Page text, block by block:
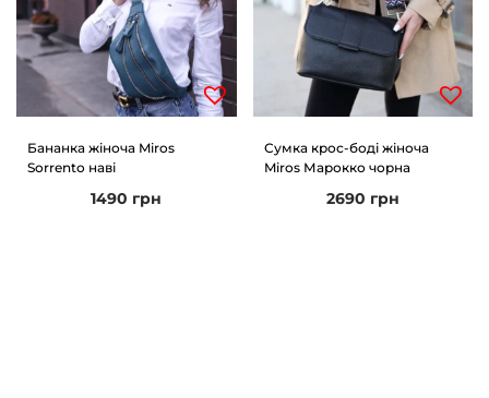
Бананка жіноча Miros
Sorrento наві
1490 грн
Сумка крос-боді жіноча
Miros Марокко чорна
2690 грн